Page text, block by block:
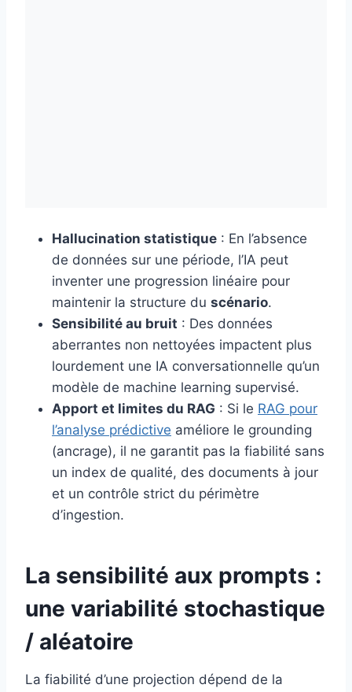
Hallucination statistique : En l’absence
de données sur une période, l’IA peut
inventer une progression linéaire pour
maintenir la structure du scénario.
Sensibilité au bruit : Des données
aberrantes non nettoyées impactent plus
lourdement une IA conversationnelle qu’un
modèle de machine learning supervisé.
Apport et limites du RAG : Si le RAG pour
l’analyse prédictive améliore le grounding
(ancrage), il ne garantit pas la fiabilité sans
un index de qualité, des documents à jour
et un contrôle strict du périmètre
d’ingestion.
La sensibilité aux prompts :
une variabilité stochastique
/ aléatoire
La fiabilité d’une projection dépend de la